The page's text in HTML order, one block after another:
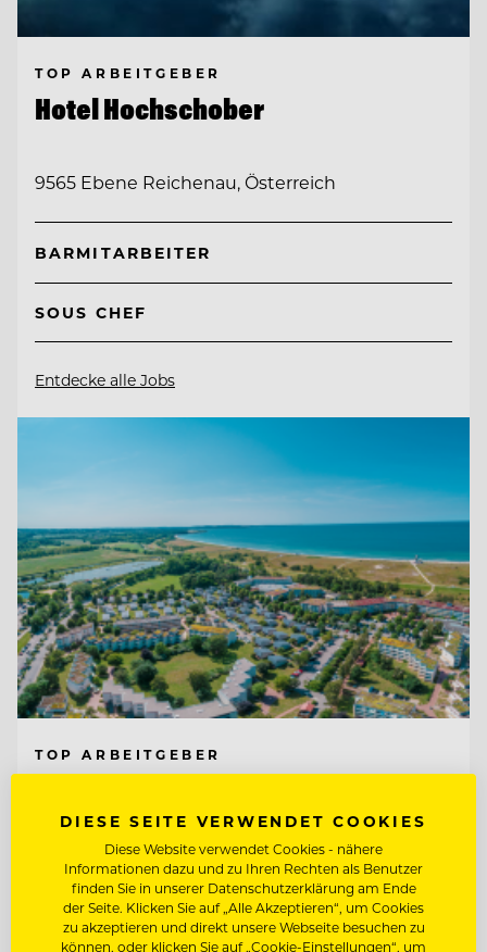
TOP ARBEITGEBER
Hotel Hochschober
9565 Ebene Reichenau, Österreich
BARMITARBEITER
SOUS CHEF
Entdecke alle Jobs
TOP ARBEITGEBER
Weissenhäuser Strand
23758 Weissenhäuser Strand, Deutschland
KÜCHENCHEF MÖWENBRÄU (M/W/D)
DIESE SEITE VERWENDET COOKIES
Diese Website verwendet Cookies - nähere
Informationen dazu und zu Ihren Rechten als Benutzer
finden Sie in unserer Datenschutzerklärung am Ende
der Seite. Klicken Sie auf „Alle Akzeptieren“, um Cookies
zu akzeptieren und direkt unsere Webseite besuchen zu
können, oder klicken Sie auf „Cookie-Einstellungen“, um